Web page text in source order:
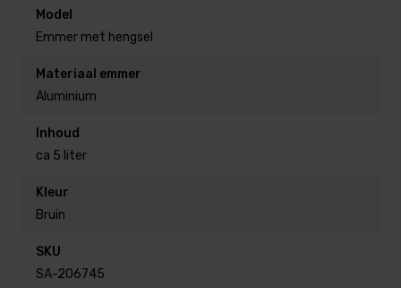
aluminium is bestand tegen vocht en hoge
temperaturen.
Lichtgewicht & stevig:
dankzij het robuuste ontwerp.
Comfortabele grip:
bamboehengsel
Model
Emmer met hengsel
Materiaal emmer
Aluminium
Inhoud
ca 5 liter
Kleur
Bruin
SKU
SA-206745